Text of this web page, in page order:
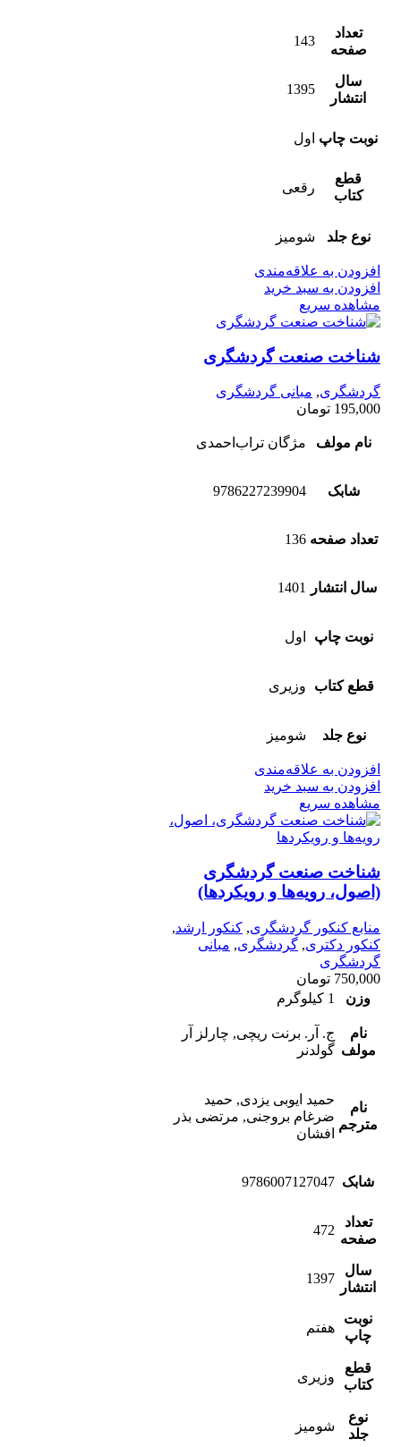
تعداد
صفحه
143
سال
انتشار
1395
نوبت چاپ اول
قطع
کتاب
رقعی
نوع جلد شومیز
افزودن به علاقه‌مندی
افزودن به سبد خرید
مشاهده سریع
شناخت صنعت گردشگری
گردشگری, مبانی گردشگری
195,000 تومان
نام مولف مژگان تراب‌احمدی
شابک 9786227239904
تعداد صفحه 136
سال انتشار 1401
نوبت چاپ اول
قطع کتاب وزیری
نوع جلد شومیز
افزودن به علاقه‌مندی
افزودن به سبد خرید
مشاهده سریع
شناخت صنعت گردشگری
(اصول، رویه‌ها و رویکردها)
منابع کنکور گردشگری, کنکور ارشد,
کنکور دکتری, گردشگری, مبانی
گردشگری
750,000 تومان
وزن
1 کیلوگرم
نام
مولف
ج. آر. برنت ریچی, چارلز آر
گولدنر
نام
مترجم
حمید ایوبی یزدی, حمید
ضرغام بروجنی, مرتضی بذر
افشان
شابک 9786007127047
تعداد
صفحه
472
سال
انتشار
1397
نوبت
چاپ
هفتم
قطع
کتاب
وزیری
نوع
جلد
شومیز